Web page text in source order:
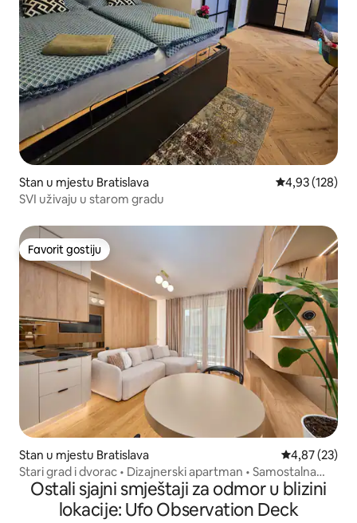
Stan u mjestu Bratislava Prosječna
4,93 (128)
SVI uživaju u starom gradu
Favorit gostiju
Favorit gostiju
Stan u mjestu Bratislava Prosječna
4,87 (23)
Stari grad i dvorac • Dizajnerski apartman • Samostalna
prijava
Ostali sjajni smještaji za odmor u blizini
lokacije: Ufo Observation Deck